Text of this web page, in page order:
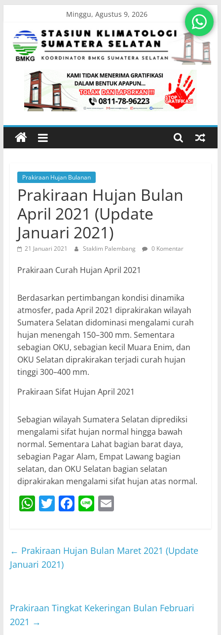
content
Minggu, Agustus 9, 2026
Stasiun
Klimatologi
Sumatera
Koordinator
BMKG
Sumatera
Selatan
Prakiraan Hujan Bulanan
Prakiraan Hujan Bulan
April 2021 (Update
Januari 2021)
21 Januari 2021 Staklim Palembang 0 Komentar
Prakiraan Curah Hujan April 2021
Berdasarkan pertimbangan kondisi dinamika
atmosfer, pada April 2021 diprakirakan wilayah
Sumatera Selatan didominasi mengalami curah
hujan menengah 150–300 mm. Sementara
sebagian OKU, sebagian kecil Muara Enim, dan
OKU Selatan diprakirakan terjadi curah hujan
tinggi 300–400 mm.
Prakiraan Sifat Hujan April 2021
Sebagian wilayah Sumatera Selatan diprediksi
mengalami sifat hujan normal hingga bawah
normal. Sementara Lahat bagian barat daya,
sebagian Pagar Alam, Empat Lawang bagian
selatan, dan OKU Selatan bagian selatan
diprakirakan mengalami sifat hujan atas normal.
W
s
A
T
er
F
e
k
Li E
l
← Prakiraan Hujan Bulan Maret 2021 (Update
Januari 2021)
Prakiraan Tingkat Kekeringan Bulan Februari
2021 →